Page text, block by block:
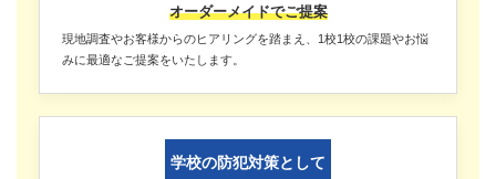
オーダーメイドでご提案
現地調査やお客様からのヒアリングを踏まえ、1校1校の課題やお悩
みに最適なご提案をいたします。
学校の防犯対策として